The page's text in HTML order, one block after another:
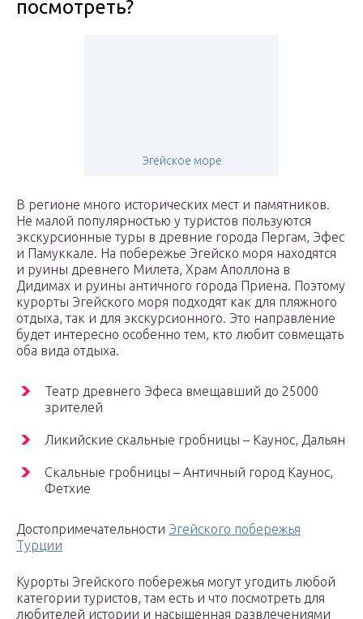
посмотреть?
Эгейское море
В регионе много исторических мест и памятников.
Не малой популярностью у туристов пользуются
экскурсионные туры в древние города Пергам, Эфес
и Памуккале. На побережье Эгейско моря находятся
и руины древнего Милета, Храм Аполлона в
Дидимах и руины античного города Приена. Поэтому
курорты Эгейского моря подходят как для пляжного
отдыха, так и для экскурсионного. Это направление
будет интересно особенно тем, кто любит совмещать
оба вида отдыха.
Театр древнего Эфеса вмещавший до 25000
зрителей
Ликийские скальные гробницы – Каунос, Дальян
Скальные гробницы – Античный город Каунос,
Фетхие
Достопримечательности Эгейского побережья
Турции
Курорты Эгейского побережья могут угодить любой
категории туристов, там есть и что посмотреть для
любителей истории и насыщенная развлечениями